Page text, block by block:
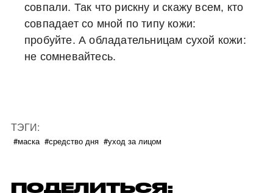
совпали. Так что рискну и скажу всем, кто
совпадает со мной по типу кожи:
пробуйте. А обладательницам сухой кожи:
не сомневайтесь.
ТЭГИ:
#маска #средство дня #уход за лицом
ПОДЕЛИТЬСЯ: